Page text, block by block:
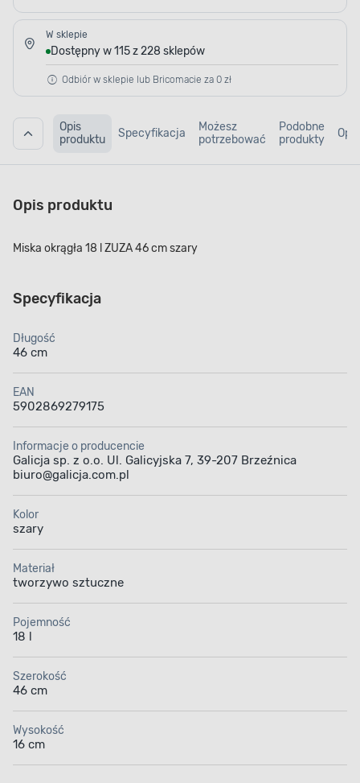
W sklepie
Dostępny w 115 z 228 sklepów
Odbiór w sklepie lub Bricomacie za 0 zł
Opis
produktu
Specyfikacja
Możesz
potrzebować
Podobne
produkty
Opis produktu
Miska okrągła 18 l ZUZA 46 cm szary
Specyfikacja
Długość
46 cm
EAN
5902869279175
Informacje o producencie
Galicja sp. z o.o. Ul. Galicyjska 7, 39-207 Brzeźnica
biuro@galicja.com.pl
Kolor
szary
Materiał
tworzywo sztuczne
Pojemność
18 l
Szerokość
46 cm
Wysokość
16 cm